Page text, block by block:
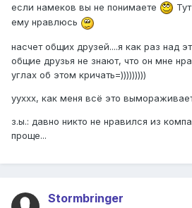
если намеков вы не понимаете
ему нравлюсь
насчет общих друзей....я как раз над
общие друзья не знают, что он мне
углах об этом кричать=)))))))))
ууххх, как меня всё это
з.ы.: давно никто не нравился из
проще...
Stormbringer